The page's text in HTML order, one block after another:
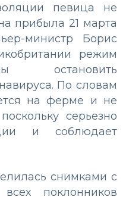
певица не
прибыла 21 марта
министр Борис
режим
остановить
По словам
на ферме и не
серьезно
и соблюдает
снимками с
поклонников